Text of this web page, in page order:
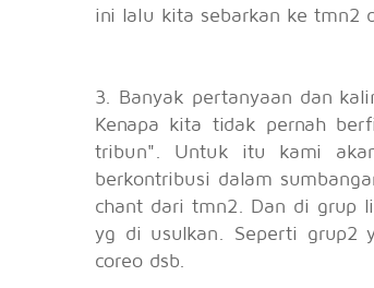
ini lalu kita sebarkan ke tmn2
3. Banyak pertanyaan dan
Kenapa kita tidak pernah
tribun". Untuk itu kami
berkontribusi dalam
chant dari tmn2. Dan di grup
yg di usulkan. Seperti grup2
coreo dsb.